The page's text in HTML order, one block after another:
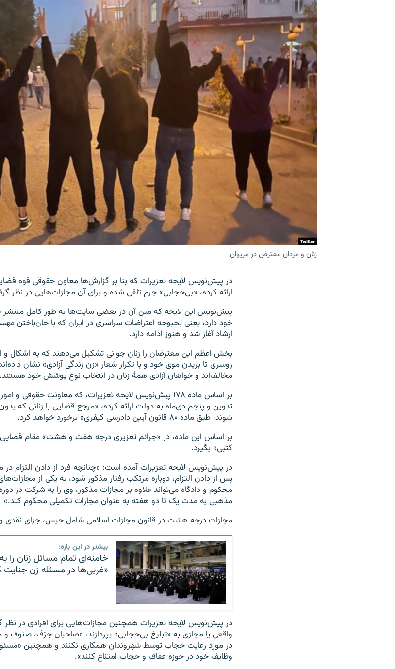
زنان و مردان معترض در مریوان
در پیش‌نویس لایحه تعزیرات که بنا بر گزارش‌ها معاون حقوقی قوه
ارائه کرده، «بی‌حجابی» جرم تلقی شده و برای آن مجازات‌هایی در نظر
پیش‌نویس این لایحه که متن آن در بعضی سایت‌ها به طور کامل منتشر
خود دارد، یعنی بحبوحه اعتراضات سراسری در ایران که با جان‌باختن
ارشاد آغاز شد و هنوز ادامه دارد.
بخش اعظم این معترضان را زنان جوانی تشکیل می‌دهند که به اشکال و
روسری تا بریدن موی خود و با تکرار شعار «زن زندگی آزادی» نشان
مخالف‌اند و خواهان آزادی همهٔ زنان در انتخاب نوع پوشش خود هستند.
بر اساس ماده ۱۷۸ پیش‌نویس لایحه تعزیرات، که معاونت
تدوین و پنجم دی‌ماه به دولت ارائه کرده، «مرجع قضایی با زنانی که
شوند، طبق ماده ۸۰ قانون آیین دادرسی کیفری» برخورد خواهد کرد.
بر اساس این ماده، در «جرائم تعزیری درجه هفت و هشت» مقام قضایی
کتبی» بگیرد.
در پیش‌نویس لایحه تعزیرات آمده است: «چنانچه فرد از دادن التزام در
پس از دادن التزام، دوباره مرتکب رفتار مذکور شود، به یکی از
محکوم و دادگاه می‌تواند علاوه بر مجازات مذکور، وی را به شرکت در
مذهبی به مدت یک تا دو هفته به عنوان مجازات تکمیلی محکوم کند.»
مجازات درجه هشت در‌ قانون مجازات اسلامی شامل حبس، جزای
بیشتر در این باره:
خامنه‌ای تمام مسائل زنان
«غربی‌ها در مسئله‌ زن جنایت
در پیش‌نویس لایحه تعزیرات همچنین مجازات‌هایی برای افرادی در
واقعی یا مجازی به «تبلیغ بی‌حجابی» بپردازند، «صاحبان حِرَف، صنوف
در مورد رعایت حجاب توسط شهروندان همکاری نکنند و همچنین
وظایف خود در حوزه عفاف و حجاب امتناع کنند».